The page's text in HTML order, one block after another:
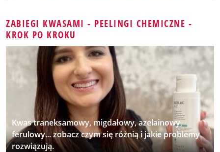
ZABIEGI KWASAMI - PEELINGI CHEMICZNE -
KROK PO KROKU
Kwas traneksamowy, migdałowy, azelainowy,
ferulowy... zobacz czym się różnią i jakie problemy
rozwiązują.